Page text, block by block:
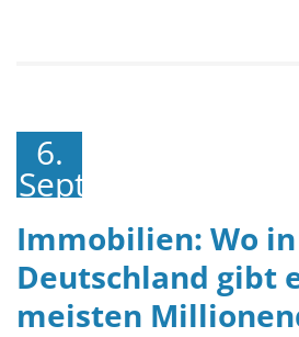
6.
September
Immobilien: Wo in
Deutschland gibt
meisten